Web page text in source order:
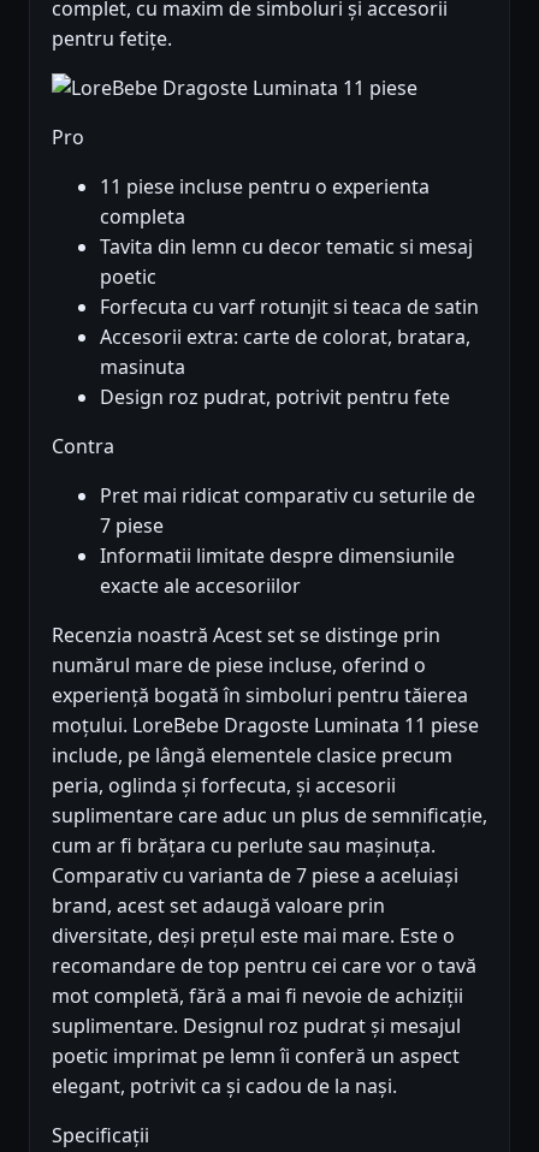
complet, cu maxim de simboluri și accesorii
pentru fetițe.
Pro
11 piese incluse pentru o experienta
completa
Tavita din lemn cu decor tematic si mesaj
poetic
Forfecuta cu varf rotunjit si teaca de satin
Accesorii extra: carte de colorat, bratara,
masinuta
Design roz pudrat, potrivit pentru fete
Contra
Pret mai ridicat comparativ cu seturile de
7 piese
Informatii limitate despre dimensiunile
exacte ale accesoriilor
Recenzia noastră Acest set se distinge prin
numărul mare de piese incluse, oferind o
experiență bogată în simboluri pentru tăierea
moțului. LoreBebe Dragoste Luminata 11 piese
include, pe lângă elementele clasice precum
peria, oglinda și forfecuta, și accesorii
suplimentare care aduc un plus de semnificație,
cum ar fi brățara cu perlute sau mașinuța.
Comparativ cu varianta de 7 piese a aceluiași
brand, acest set adaugă valoare prin
diversitate, deși prețul este mai mare. Este o
recomandare de top pentru cei care vor o tavă
mot completă, fără a mai fi nevoie de achiziții
suplimentare. Designul roz pudrat și mesajul
poetic imprimat pe lemn îi conferă un aspect
elegant, potrivit ca și cadou de la nași.
Specificații